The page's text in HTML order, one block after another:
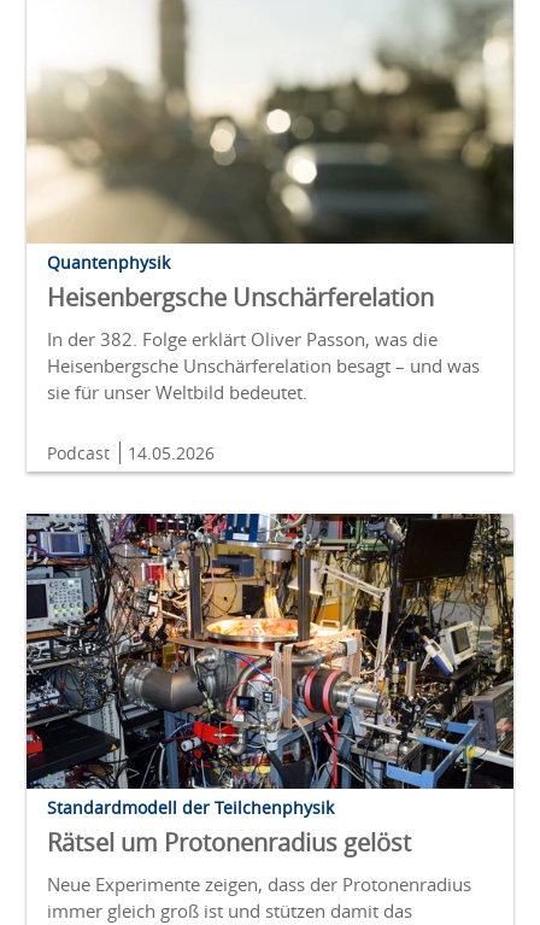
Quantenphysik
Heisenbergsche Unschärferelation
In der 382. Folge erklärt Oliver Passon, was die
Heisenbergsche Unschärferelation besagt – und was
sie für unser Weltbild bedeutet.
Podcast 14.05.2026
Standardmodell der Teilchenphysik
Rätsel um Protonenradius gelöst
Neue Experimente zeigen, dass der Protonenradius
immer gleich groß ist und stützen damit das